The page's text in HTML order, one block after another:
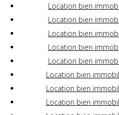
Location bien
Location bien
Location bien
Location bien
Location bien
Location bien
Location bien
Location bien